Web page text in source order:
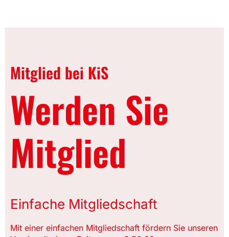
Mitglied bei KiS
Werden Sie
Mitglied
Einfache Mitgliedschaft
Mit einer einfachen Mitgliedschaft fördern Sie unseren